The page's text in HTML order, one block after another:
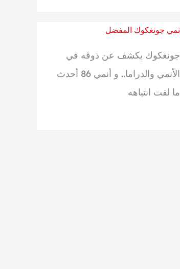
جونغكوك يكشف عن ذوقه في
الأنمي والدراما.. و أنمي 86 أحدث
ما لفت انتباهه